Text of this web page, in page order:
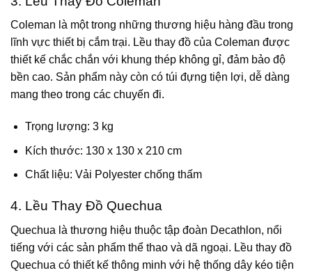
Coleman là một trong những thương hiệu hàng đầu trong
lĩnh vực thiết bị cắm trại. Lều thay đồ của Coleman được
thiết kế chắc chắn với khung thép không gỉ, đảm bảo độ
bền cao. Sản phẩm này còn có túi đựng tiện lợi, dễ dàng
mang theo trong các chuyến đi.
Trọng lượng: 3 kg
Kích thước: 130 x 130 x 210 cm
Chất liệu: Vải Polyester chống thấm
4. Lều Thay Đồ Quechua
Quechua là thương hiệu thuộc tập đoàn Decathlon, nổi
tiếng với các sản phẩm thể thao và dã ngoại. Lều thay đồ
Quechua có thiết kế thông minh với hệ thống dây kéo tiện